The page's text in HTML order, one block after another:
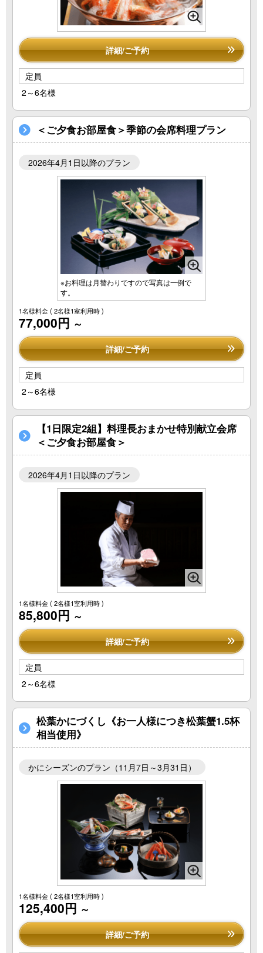
詳細/ご予約
定員
2～6名様
＜ご夕食お部屋食＞季節の会席料理プラン
2026年4月1日以降のプラン
※お料理は月替わりですので写真は一例で
す。
1名様料金( 2名様1室利用時 )
77,000円 ～
詳細/ご予約
定員
2～6名様
【1日限定2組】料理長おまかせ特別献立会席
＜ご夕食お部屋食＞
2026年4月1日以降のプラン
1名様料金( 2名様1室利用時 )
85,800円 ～
詳細/ご予約
定員
2～6名様
松葉かにづくし《お一人様につき松葉蟹1.5杯
相当使用》
かにシーズンのプラン（11月7日～3月31日）
1名様料金( 2名様1室利用時 )
125,400円 ～
詳細/ご予約